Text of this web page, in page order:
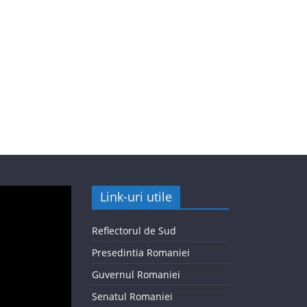
Link-uri utile
Reflectorul de Sud
Presedintia Romaniei
Guvernul Romaniei
Senatul Romaniei